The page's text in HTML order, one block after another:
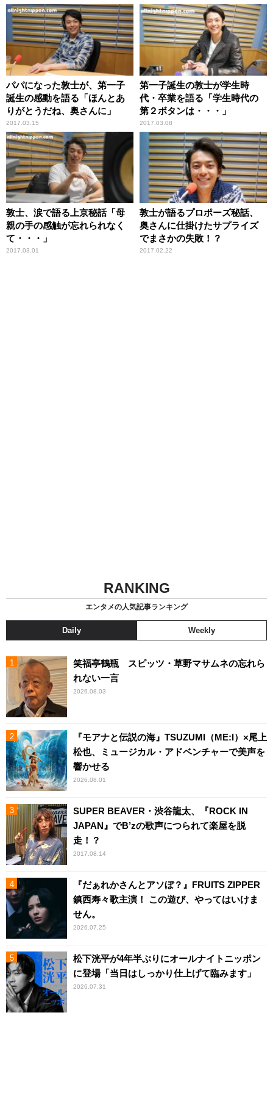
パパになった敦士が、第一子
誕生の感動を語る「ほんとあ
りがとうだね、奥さんに」
2017.03.15
第一子誕生の敦士が学生時
代・卒業を語る「学生時代の
第２ボタンは・・・」
2017.03.08
敦士、涙で語る上京秘話「母
親の手の感触が忘れられなく
て・・・」
2017.03.01
敦士が語るプロポーズ秘話、
奥さんに仕掛けたサプライズ
でまさかの失敗！？
2017.02.22
RANKING
エンタメの人気記事ランキング
Daily Weekly
笑福亭鶴瓶 スピッツ・草野マサムネの忘れら
れない一言
2026.08.03
『モアナと伝説の海』TSUZUMI（ME:I）×尾上
松也、ミュージカル・アドベンチャーで美声を
響かせる
2026.08.01
SUPER BEAVER・渋谷龍太、『ROCK IN
JAPAN』でB’zの歌声につられて楽屋を脱
走！？
2017.08.14
『だぁれかさんとアソぼ？』FRUITS ZIPPER
鎮西寿々歌主演！ この遊び、やってはいけま
せん。
2026.07.25
松下洸平が4年半ぶりにオールナイトニッポン
に登場「当日はしっかり仕上げて臨みます」
2026.07.31